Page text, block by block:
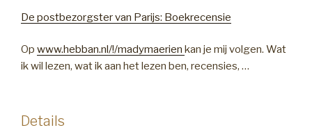
De postbezorgster van Parijs: Boekrecensie
Op www.hebban.nl/!/madymaerien kan je mij volgen. Wat
ik wil lezen, wat ik aan het lezen ben, recensies, …
Details